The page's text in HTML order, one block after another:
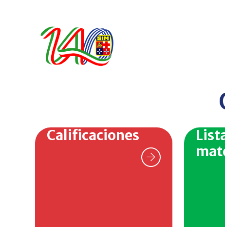
Calificaciones